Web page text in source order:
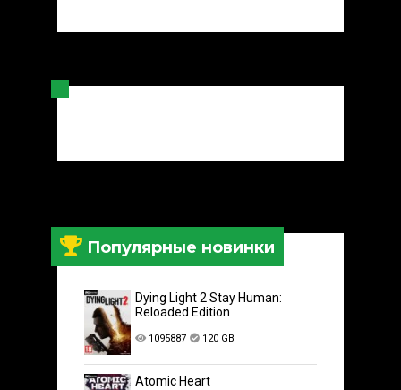
Популярные новинки
Dying Light 2 Stay Human:
Reloaded Edition
1095887 120 GB
Atomic Heart